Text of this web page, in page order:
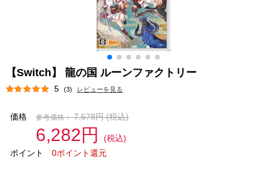
【Switch】 龍の国 ルーンファクトリー
5 (3) レビューを見る
価格 参考価格： 7,678円(税込)
6,282円
(税込)
ポイント
0ポイント還元